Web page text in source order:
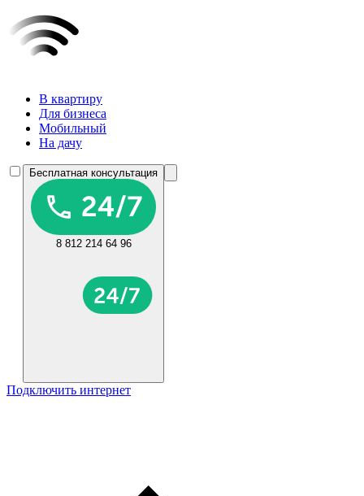
В квартиру
Для бизнеса
Мобильный
На дачу
Бесплатная консультация
8 812 214 64 96
Подключить интернет